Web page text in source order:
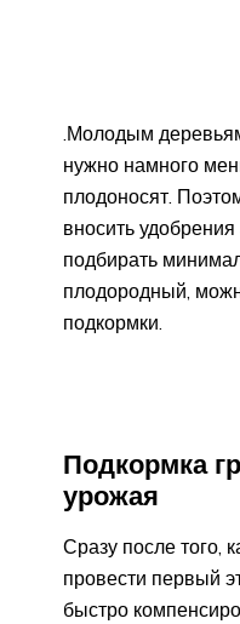
.Молодым
нужно намного
плодоносят.
вносить
подбирать
плодородный,
подкормки.
Подкормка
урожая
Сразу после того,
провести первый
быстро